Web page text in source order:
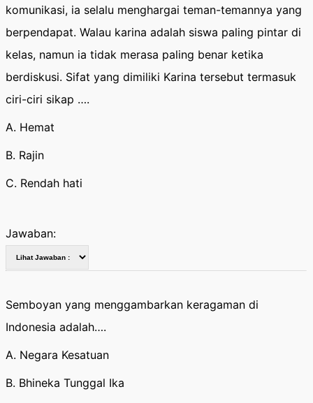
komunikasi, ia selalu menghargai teman-temannya yang
berpendapat. Walau karina adalah siswa paling pintar di
kelas, namun ia tidak merasa paling benar ketika
berdiskusi. Sifat yang dimiliki Karina tersebut termasuk
ciri-ciri sikap ….
A. Hemat
B. Rajin
C. Rendah hati
Jawaban:
Semboyan yang menggambarkan keragaman di
Indonesia adalah….
A. Negara Kesatuan
B. Bhineka Tunggal Ika